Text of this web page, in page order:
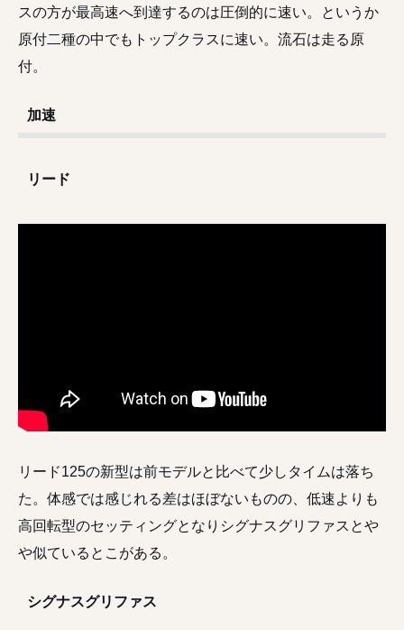
スの方が最高速へ到達するのは圧倒的に速い。というか
原付二種の中でもトップクラスに速い。流石は走る原
付。
加速
リード
リード125の新型は前モデルと比べて少しタイムは落ち
た。体感では感じれる差はほぼないものの、低速よりも
高回転型のセッティングとなりシグナスグリファスとや
や似ているとこがある。
シグナスグリファス